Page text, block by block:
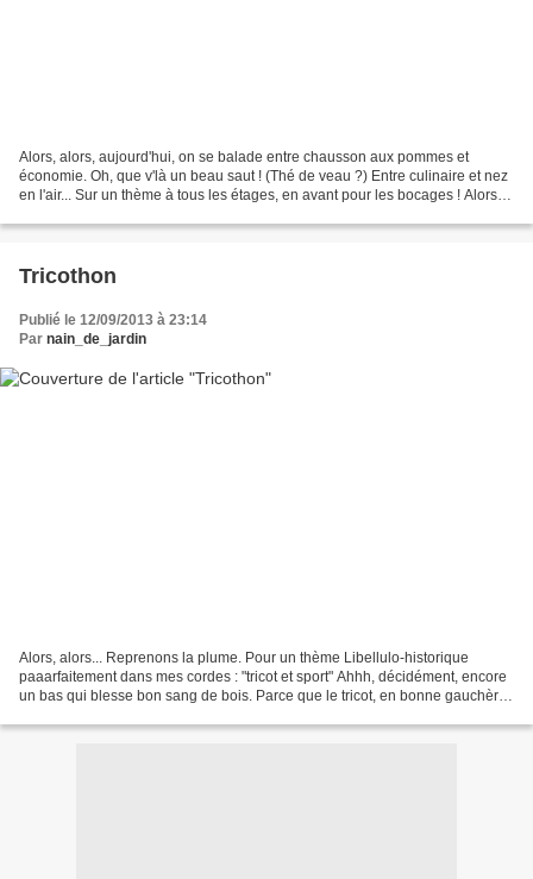
Alors, alors, aujourd'hui, on se balade entre chausson aux pommes et
économie. Oh, que v'là un beau saut ! (Thé de veau ?) Entre culinaire et nez
en l'air... Sur un thème à tous les étages, en avant pour les bocages ! Alors
Tricothon
Publié le 12/09/2013 à 23:14
Par nain_de_jardin
Alors, alors... Reprenons la plume. Pour un thème Libellulo-historique
paaarfaitement dans mes cordes : "tricot et sport" Ahhh, décidément, encore
un bas qui blesse bon sang de bois. Parce que le tricot, en bonne gauchère,